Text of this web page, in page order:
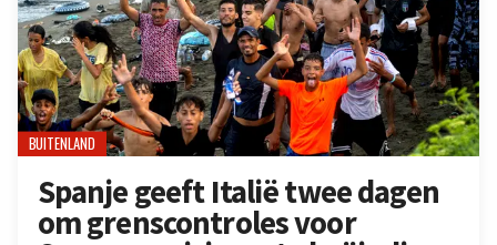
BUITENLAND
Spanje geeft Italië twee dagen
om grenscontroles voor